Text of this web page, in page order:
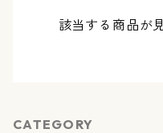
該当する商品が
CATEGORY